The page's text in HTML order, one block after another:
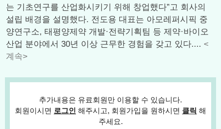
는 기초연구를 산업화시키기 위해 창업했다”고 회사의
설립 배경을 설명했다. 전도용 대표는 아모레퍼시픽 중
양연구소, 태평양제약 개발·전략기획팀 등 제약·바이오
산업 분야에서 30년 이상 근무한 경험을 갖고 있다.... <
계속>
추가내용은 유료회원만 이용할 수 있습니다.
회원이시면 로그인 해주시고, 회원가입을 원하시면 클릭 해
주세요.